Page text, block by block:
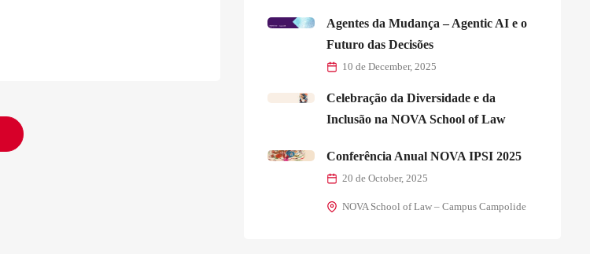
Agentes da Mudança – Agentic AI e o
Futuro das Decisões
10 de December, 2025
Celebração da Diversidade e da
Inclusão na NOVA School of Law
Conferência Anual NOVA IPSI 2025
20 de October, 2025
NOVA School of Law – Campus Campolide